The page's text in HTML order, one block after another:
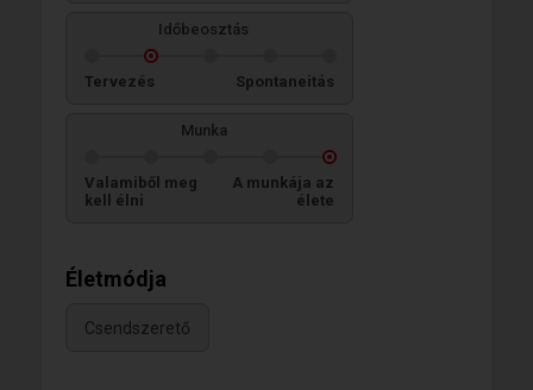
Időbeosztás
Tervezés Spontaneitás
Munka
Valamiből meg
kell élni
A munkája az
élete
Életmódja
Csendszerető